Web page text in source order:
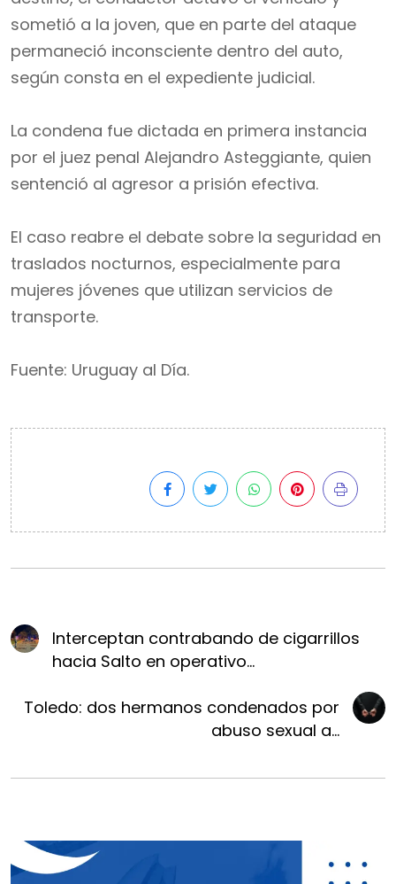
sometió a la joven, que en parte del ataque
permaneció inconsciente dentro del auto,
según consta en el expediente judicial.
La condena fue dictada en primera instancia
por el juez penal Alejandro Asteggiante, quien
sentenció al agresor a prisión efectiva.
El caso reabre el debate sobre la seguridad en
traslados nocturnos, especialmente para
mujeres jóvenes que utilizan servicios de
transporte.
Fuente: Uruguay al Día.
Interceptan contrabando de cigarrillos
hacia Salto en operativo...
Toledo: dos hermanos condenados por
abuso sexual a...